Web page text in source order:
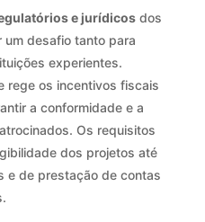
e jurídicosdos
desafio tanto para
experientes.
rege os incentivos fiscais
a conformidade e a
Os requisitos
dos projetos até
e de prestação de contas